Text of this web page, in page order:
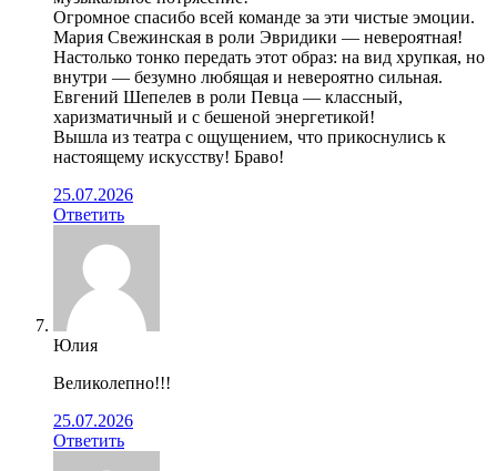
Огромное спасибо всей команде за эти чистые эмоции.
Мария Свежинская в роли Эвридики — невероятная!
Настолько тонко передать этот образ: на вид хрупкая, но
внутри — безумно любящая и невероятно сильная.
Евгений Шепелев в роли Певца — классный,
харизматичный и с бешеной энергетикой!
Вышла из театра с ощущением, что прикоснулись к
настоящему искусству! Браво!
25.07.2026
Ответить
Юлия
Великолепно!!!
25.07.2026
Ответить